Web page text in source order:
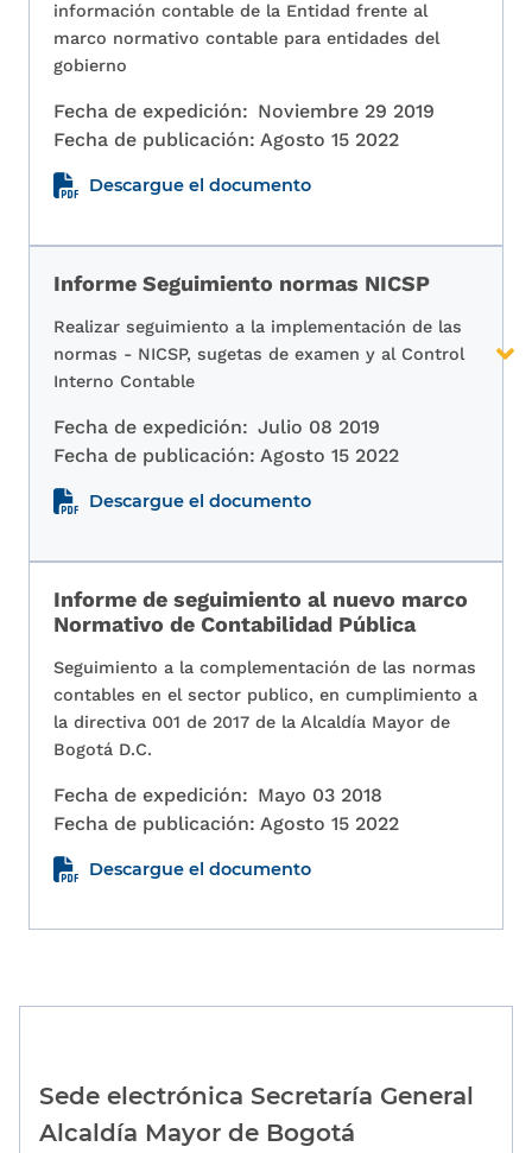
información contable de la Entidad frente al
marco normativo contable para entidades del
gobierno
Fecha de expedición: Noviembre 29 2019
Fecha de publicación: Agosto 15 2022
Descargue el documento
Informe Seguimiento normas NICSP
Realizar seguimiento a la implementación de las
normas - NICSP, sugetas de examen y al Control
Interno Contable
Fecha de expedición: Julio 08 2019
Fecha de publicación: Agosto 15 2022
Descargue el documento
Informe de seguimiento al nuevo marco
Normativo de Contabilidad Pública
Seguimiento a la complementación de las normas
contables en el sector publico, en cumplimiento a
la directiva 001 de 2017 de la Alcaldía Mayor de
Bogotá D.C.
Fecha de expedición: Mayo 03 2018
Fecha de publicación: Agosto 15 2022
Descargue el documento
Sede electrónica Secretaría General
Alcaldía Mayor de Bogotá